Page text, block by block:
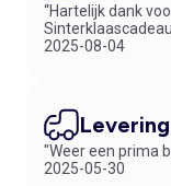
“Hartelijk dank
2025-08-04
Levering
"Weer een prima
2025-05-30